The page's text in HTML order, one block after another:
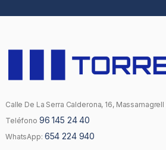
Calle De La Serra Calderona, 16,
Teléfono 96 145 24 40
WhatsApp: 654 224 940